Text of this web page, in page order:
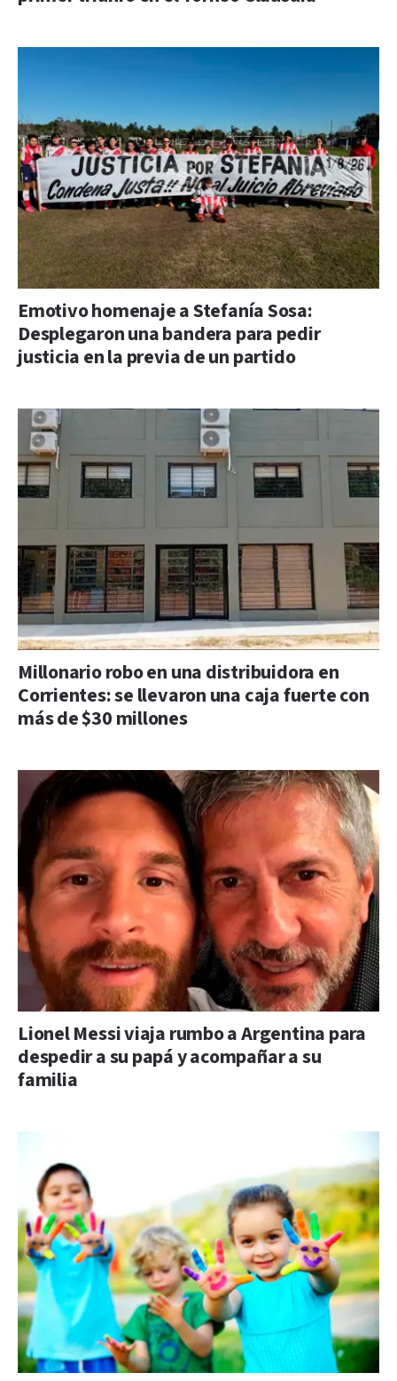
Emotivo homenaje a Stefanía Sosa:
Desplegaron una bandera para pedir
justicia en la previa de un partido
Millonario robo en una distribuidora en
Corrientes: se llevaron una caja fuerte con
más de $30 millones
Lionel Messi viaja rumbo a Argentina para
despedir a su papá y acompañar a su
familia